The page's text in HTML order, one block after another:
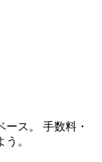
ス。 手数料・
。